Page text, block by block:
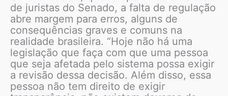
de juristas do Senado, a falta de regulação
abre margem para erros, alguns de
consequências graves e comuns na
realidade brasileira. “Hoje não há uma
legislação que faça com que uma pessoa
que seja afetada pelo sistema possa exigir
a revisão dessa decisão. Além disso, essa
pessoa não tem direito de exigir